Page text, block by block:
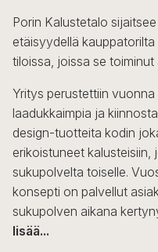
Porin Kalustetalo
etäisyydellä
tiloissa, joissa se
Yritys perustettiin vuonna
laadukkaimpia ja
design-tuotteita kodin
erikoistuneet kalusteisiin,
sukupolvelta toiselle.
konsepti on palvellut
sukupolven aikana
lisää...